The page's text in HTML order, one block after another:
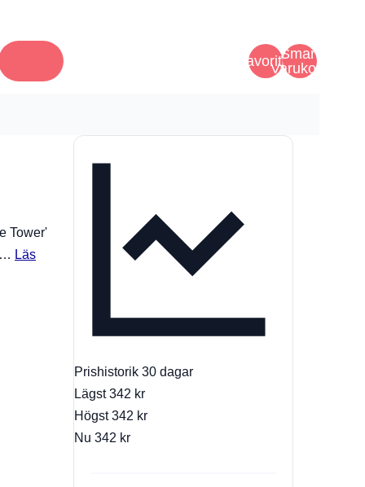
FavoriterSmart
Varukorg
Tower'
Läs
Prishistorik 30 dagar
Lägst 342 kr
Högst 342 kr
Nu 342 kr